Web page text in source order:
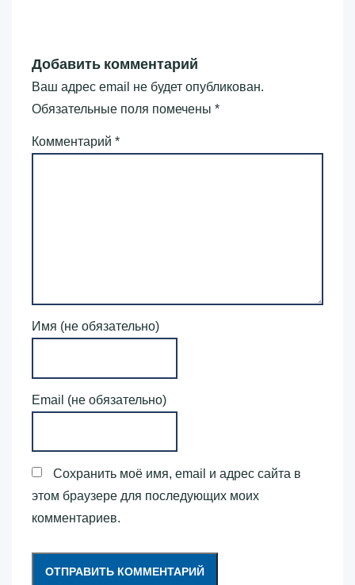
Добавить комментарий
Ваш адрес email не будет опубликован.
Обязательные поля помечены *
Комментарий *
Имя (не обязательно)
Email (не обязательно)
Сохранить моё имя, email и адрес сайта в
этом браузере для последующих моих
комментариев.